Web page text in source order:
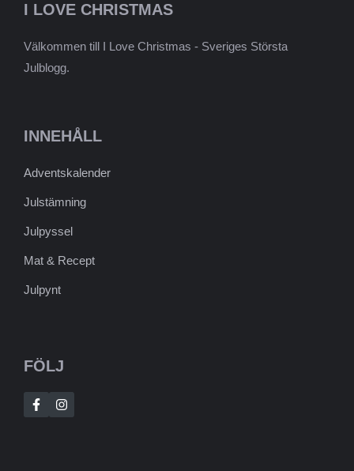
I LOVE CHRISTMAS
Välkommen till I Love Christmas - Sveriges Största
Julblogg.
INNEHÅLL
Adventskalender
Julstämning
Julpyssel
Mat & Recept
Julpynt
FÖLJ